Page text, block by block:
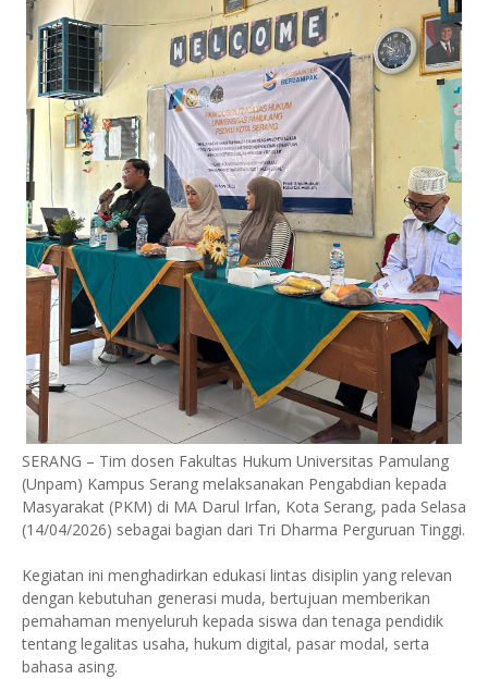
SERANG – Tim dosen Fakultas Hukum Universitas Pamulang
(Unpam) Kampus Serang melaksanakan Pengabdian kepada
Masyarakat (PKM) di MA Darul Irfan, Kota Serang, pada Selasa
(14/04/2026) sebagai bagian dari Tri Dharma Perguruan Tinggi.
Kegiatan ini menghadirkan edukasi lintas disiplin yang relevan
dengan kebutuhan generasi muda, bertujuan memberikan
pemahaman menyeluruh kepada siswa dan tenaga pendidik
tentang legalitas usaha, hukum digital, pasar modal, serta
bahasa asing.